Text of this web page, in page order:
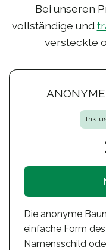
Bei unseren
vollständige und
versteckte
Die anonyme
einfache Form
Namensschild